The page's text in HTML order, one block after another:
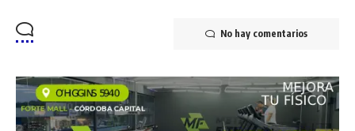
No hay comentarios